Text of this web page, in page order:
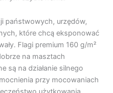
państwowych, urzędów,
które chcą eksponować
Flagi premium 160 g/m²
na masztach
są na działanie silnego
przy mocowaniach